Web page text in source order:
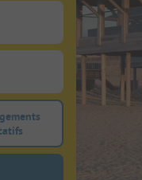
pour rechercher
le bouton de filtre